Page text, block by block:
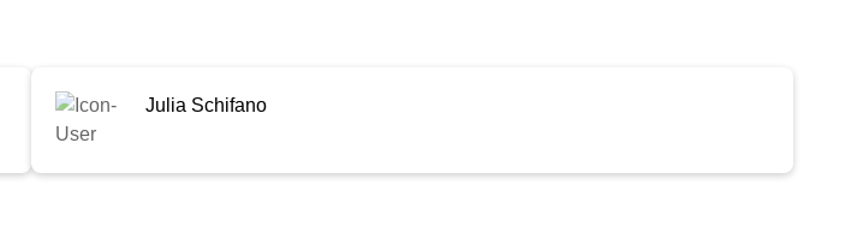
Julia Schifano